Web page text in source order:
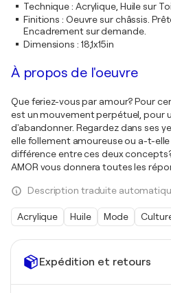
Expédition et retours
Technique: Acrylique, Huile sur
Finitions : Oeuvre sur châssis.
Encadrement sur demande.
Dimensions : 18,1x15in
À propos de l'oeuvre
Que feriez-vous par amour? Pour
est un mouvement perpétuel, pour
d'abandonner. Regardez dans ses
elle follement amoureuse ou a-t-
différence entre ces deux
AMOR vous donnera toutes les
Description traduite
Acrylique Huile Mode